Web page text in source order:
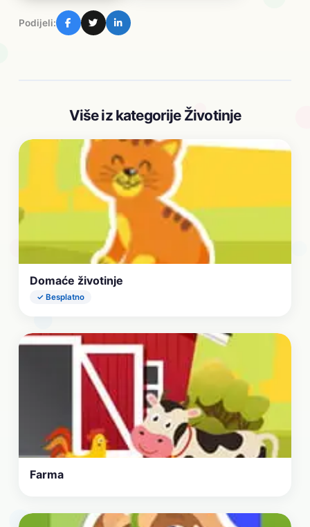
Podijeli:
Više iz kategorije Životinje
Domaće životinje
✓ Besplatno
Farma